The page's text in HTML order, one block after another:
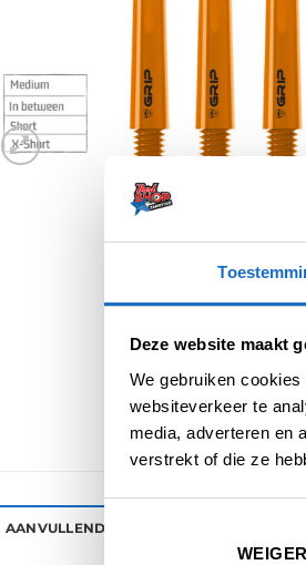
Deze website maakt
We gebruiken
websiteverkeer te
media, adverteren en
verstrekt of die ze
AANVULLENDE INFORMATIE